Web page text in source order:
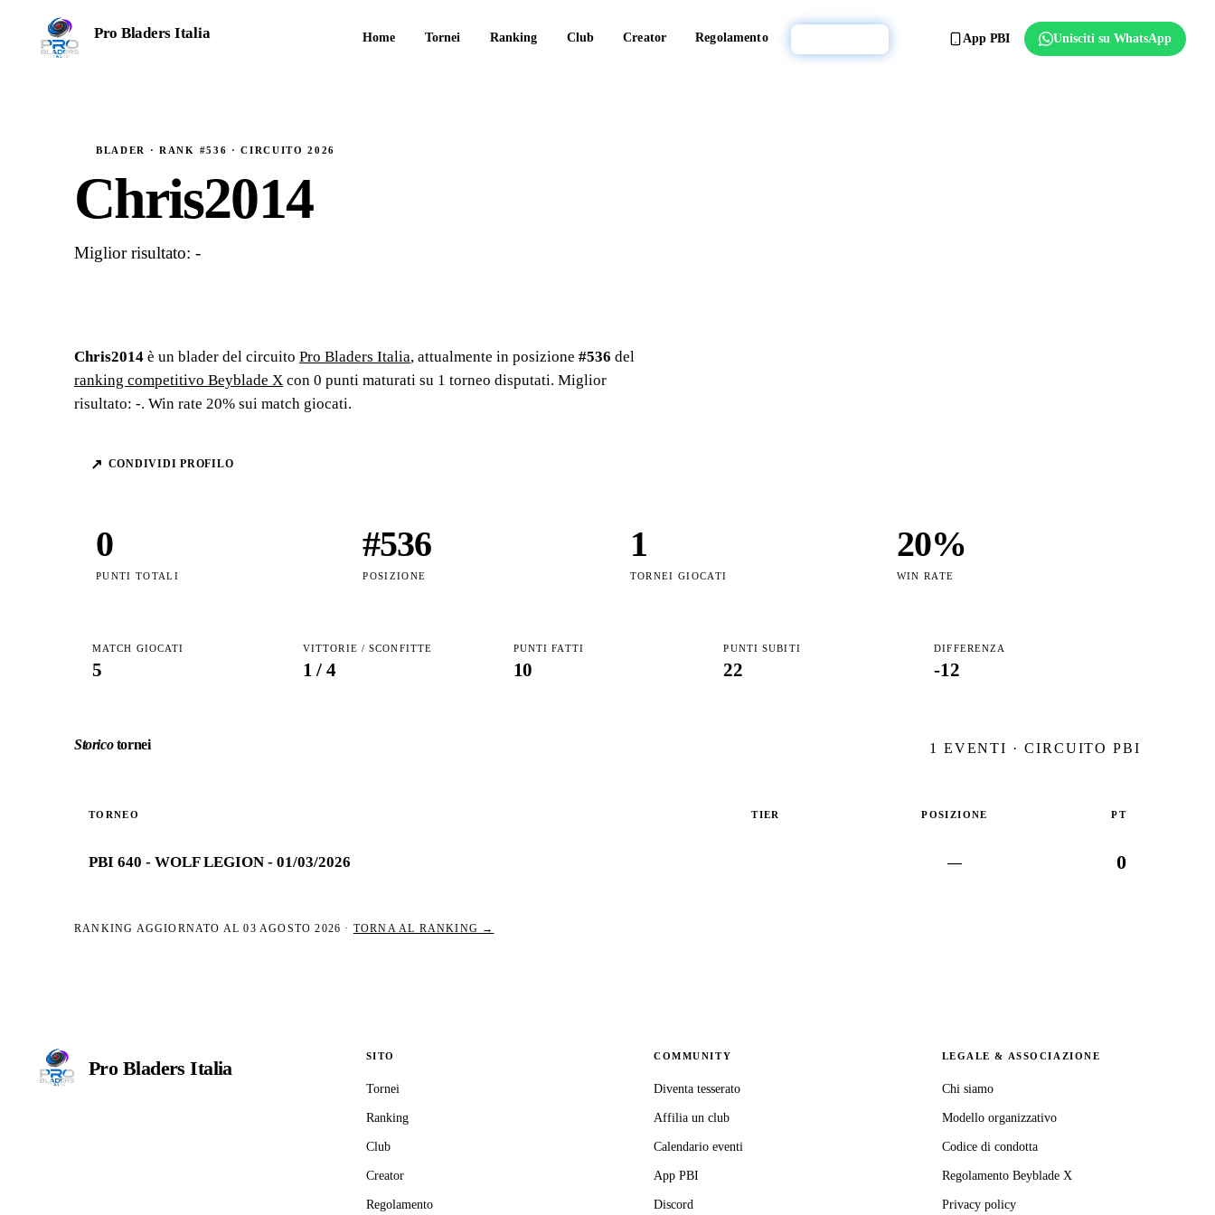
Pro Bladers Italia Home Tornei Ranking Club Creator Regolamento App PBI Unisciti su WhatsApp
BLADER · RANK #536 · CIRCUITO 2026
Chris2014
Miglior risultato: -
Chris2014 è un blader del circuito Pro Bladers Italia, attualmente in posizione #536 del
ranking competitivo Beyblade X con 0 punti maturati su 1 torneo disputati. Miglior
risultato: -. Win rate 20% sui match giocati.
↗ CONDIVIDI PROFILO
0
PUNTI TOTALI
#536
POSIZIONE
1
TORNEI GIOCATI
20%
WIN RATE
MATCH GIOCATI
5
VITTORIE / SCONFITTE
1 / 4
PUNTI FATTI
10
PUNTI SUBITI
22
DIFFERENZA
-12
Storicotornei 1 EVENTI · CIRCUITO PBI
TORNEO TIER POSIZIONE PT
PBI 640 - WOLF LEGION - 01/03/2026 — 0
RANKING AGGIORNATO AL03 AGOSTO 2026 · TORNA AL RANKING →
Pro BladersItalia
SITO
Tornei
Ranking
Club
Creator
Regolamento
COMMUNITY
Diventa tesserato
Affilia un club
Calendario eventi
App PBI
Discord
LEGALE & ASSOCIAZIONE
Chi siamo
Modello organizzativo
Codice di condotta
Regolamento Beyblade X
Privacy policy